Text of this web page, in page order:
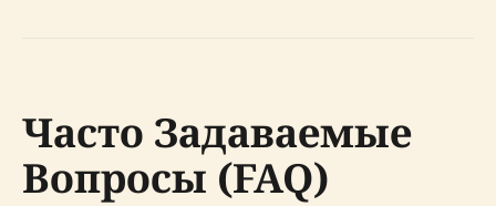
Часто Задаваемые
Вопросы (FAQ)